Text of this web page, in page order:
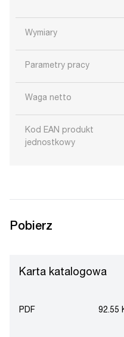
Wymiary
Parametry pracy
Waga netto
Kod EAN produkt
jednostkowy
Pobierz
Karta katalogowa
PDF 92.55